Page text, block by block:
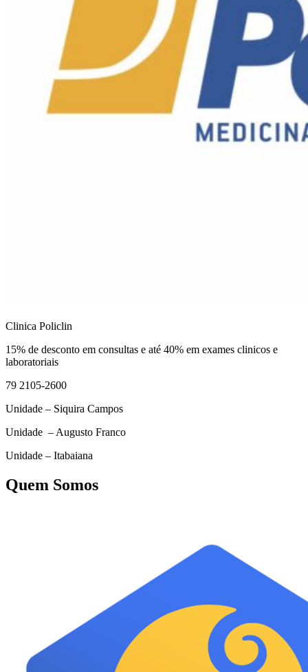
Clinica Policlin
15% de desconto em consultas e até 40% em exames clinicos e
laboratoriais
79 2105-2600
Unidade – Siquira Campos
Unidade – Augusto Franco
Unidade – Itabaiana
Quem Somos